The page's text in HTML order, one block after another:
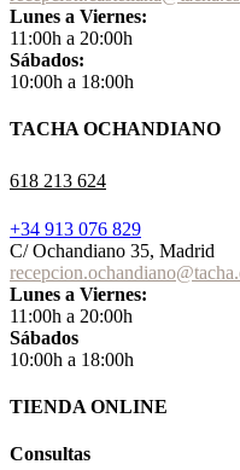
Lunes a Viernes:
11:00h a 20:00h
Sábados:
10:00h a 18:00h
TACHA OCHANDIANO
618 213 624
+34 913 076 829
C/ Ochandiano 35, Madrid
Lunes a Viernes:
11:00h a 20:00h
Sábados
10:00h a 18:00h
TIENDA ONLINE
Consultas